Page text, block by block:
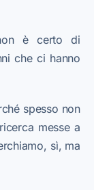
è certo di
che ci hanno
spesso non
messe a
sì, ma